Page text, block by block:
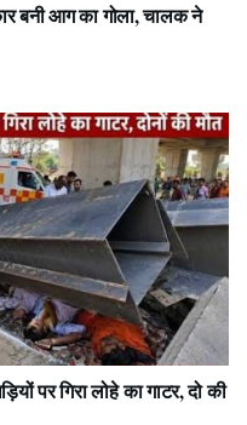
बनी आग का गोला, चालक ने
पर गिरा लोहे का गाटर, दो की